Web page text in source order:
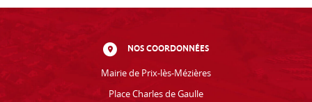
NOS COORDONNÉES
Mairie de Prix-lès-Mézières
Place Charles de Gaulle